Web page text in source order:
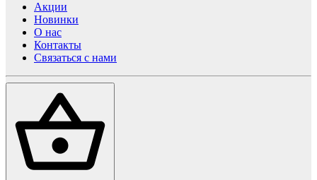
Акции
Новинки
О нас
Контакты
Связаться с нами